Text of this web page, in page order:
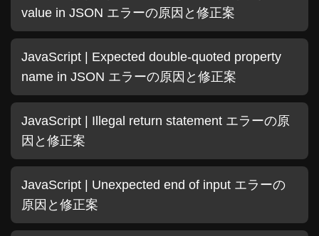
value in JSON エラーの原因と修正案
JavaScript | Expected double-quoted property
name in JSON エラーの原因と修正案
JavaScript | Illegal return statement エラーの原
因と修正案
JavaScript | Unexpected end of input エラーの
原因と修正案